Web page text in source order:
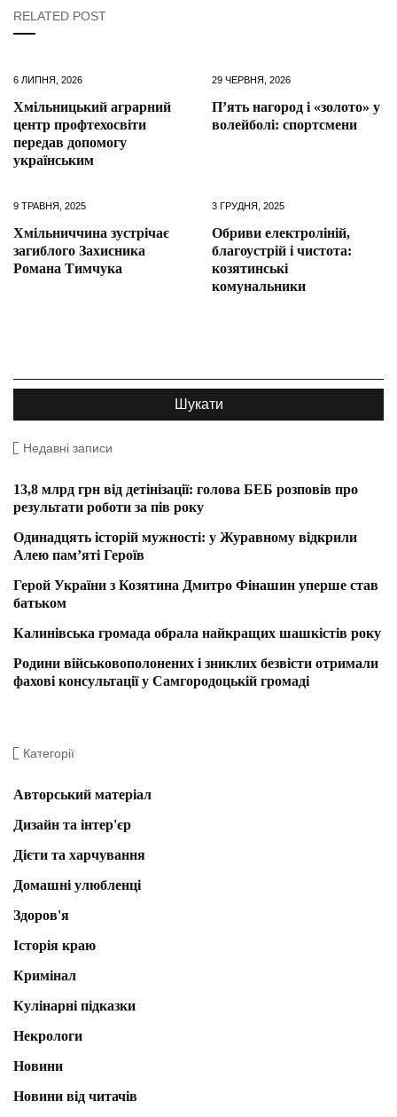
RELATED POST
6 ЛИПНЯ, 2026
Хмільницький аграрний
центр профтехосвіти
передав допомогу
українським
29 ЧЕРВНЯ, 2026
П’ять нагород і «золото» у
волейболі: спортсмени
9 ТРАВНЯ, 2025
Хмільниччина зустрічає
загиблого Захисника
Романа Тимчука
3 ГРУДНЯ, 2025
Обриви електроліній,
благоустрій і чистота:
козятинські
комунальники
Недавні записи
13,8 млрд грн від детінізації: голова БЕБ розповів про
результати роботи за пів року
Одинадцять історій мужності: у Журавному відкрили
Алею пам’яті Героїв
Герой України з Козятина Дмитро Фінашин уперше став
батьком
Калинівська громада обрала найкращих шашкістів року
Родини військовополонених і зниклих безвісти отримали
фахові консультації у Самгородоцькій громаді
Категорії
Авторський матеріал
Дизайн та інтер'єр
Дієти та харчування
Домашні улюбленці
Здоров'я
Історія краю
Кримінал
Кулінарні підказки
Некрологи
Новини
Новини від читачів